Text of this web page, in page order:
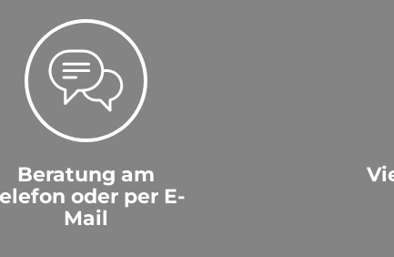
Beratung am
oder per E-
Mail